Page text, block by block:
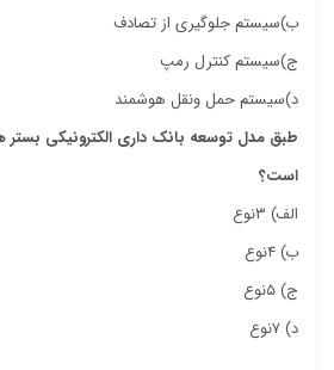
ب)سیستم جلوگیری از تصادف
ج)سیستم کنترل رمپ
د)سیستم حمل ونقل هوشمند
طبق مدل توسعه بانک داری الکترونیکی بستر
است؟
الف) ۳نوع
ب) ۴نوع
ج) ۵نوع
د) ۷نوع